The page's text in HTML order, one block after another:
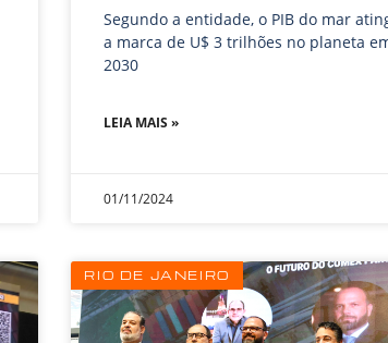
Segundo a entidade, o PIB do mar
a marca de U$ 3 trilhões no planeta
2030
LEIA MAIS »
01/11/2024
RIO DE JANEIRO